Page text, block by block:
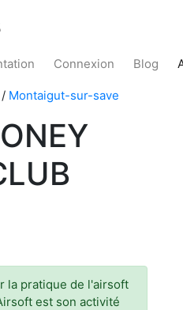
Connexion Blog
/ Montaigut-sur-save
la pratique de l'airsoft
est son activité